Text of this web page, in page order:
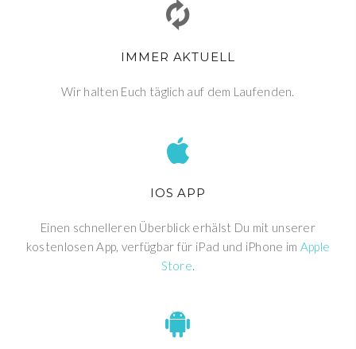
IMMER AKTUELL
Wir halten Euch täglich auf dem Laufenden.
IOS APP
Einen schnelleren Überblick erhälst Du mit unserer
kostenlosen App, verfügbar für iPad und iPhone im Apple
Store.